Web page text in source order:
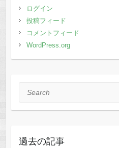
ログイン
投稿フィード
コメントフィード
WordPress.org
Search
過去の記事